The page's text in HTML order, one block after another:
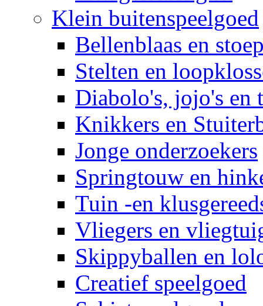
Klein buitenspeelgoed
Bellenblaas en
Stelten en
Diabolo's, jojo's en
Knikkers en
Jonge onderzoekers
Springtouw en
Tuin -en
Vliegers en
Skippyballen en
Creatief speelgoed